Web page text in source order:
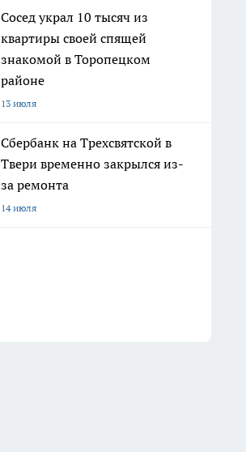
Сосед украл 10 тысяч из
квартиры своей спящей
знакомой в Торопецком
районе
13 июля
Сбербанк на Трехсвятской в
Твери временно закрылся из-
за ремонта
14 июля